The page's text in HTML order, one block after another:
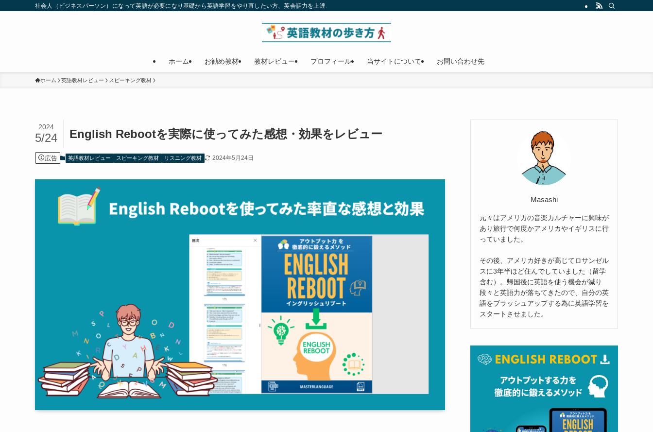
社会人（ビジネスパーソン）になって英語が必要になり基礎から英語学習をやり直したい方、英会話力を上達させたい方、独学で英語をマスターする為の勉強法とノウハウを紹介しています。実用的で効果的な英語学習方法（英会
ホーム お勧め教材 教材レビュー プロフィール 当サイトについて お問い合わせ先
ホーム 英語教材レビュー スピーキング教材
English Rebootを実際に使ってみた感想・効果をレビュー
2024
5/24
広告 英語教材レビュー スピーキング教材 リスニング教材 2024年5月24日
Masashi
元々はアメリカの音楽カルチャーに興味が
あり旅行で何度かアメリカやイギリスに行
っていました。
その後、アメリカ好きが高じてロサンゼル
スに3年半ほど住んでしていました（留学
含む）。帰国後に英語を使う機会が減り
段々と英語力が落ちてきたので、自分の英
語をブラッシュアップする為に英語学習を
スタートさせました。